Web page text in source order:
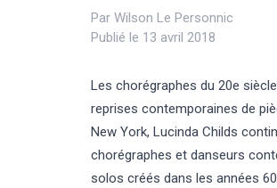
Par Wilson Le Personnic
Publié le 13 avril 2018
Les chorégraphes du 20e
reprises contemporaines de
New York, Lucinda Childs
chorégraphes et danseurs
solos créés dans les années